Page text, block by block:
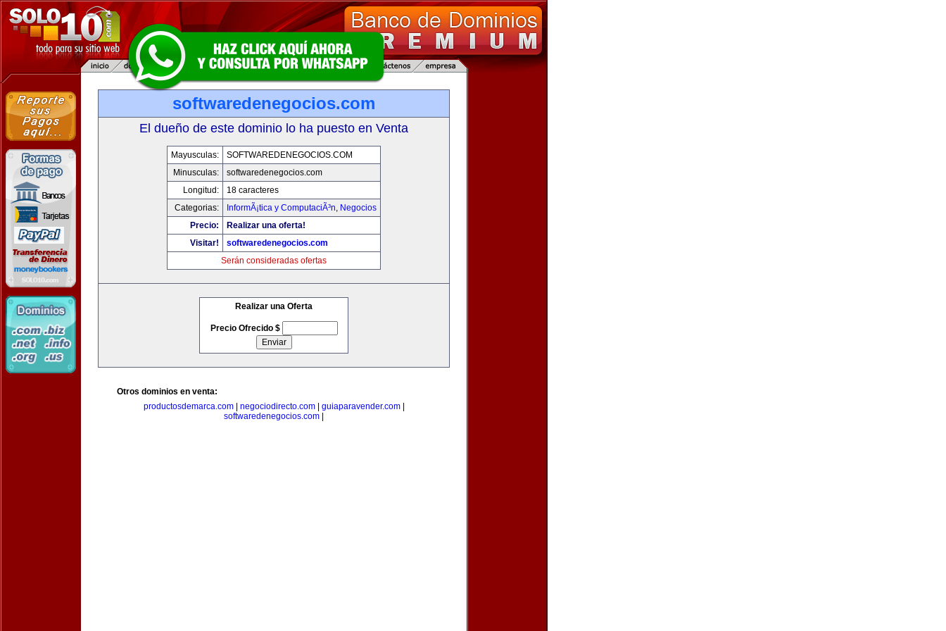
softwaredenegocios.com
El dueño de este dominio lo ha puesto en Venta
Mayusculas:
SOFTWAREDENEGOCIOS.COM
Minusculas:
softwaredenegocios.com
Longitud:
18 caracteres
Categorias:
InformÃ¡tica y ComputaciÃ³n, Negocios
Precio:
Realizar una oferta!
Visitar!
softwaredenegocios.com
Serán consideradas ofertas
Realizar una Oferta
Precio Ofrecido $
Otros dominios en venta:
productosdemarca.com| negociodirecto.com| guiaparavender.com|
softwaredenegocios.com